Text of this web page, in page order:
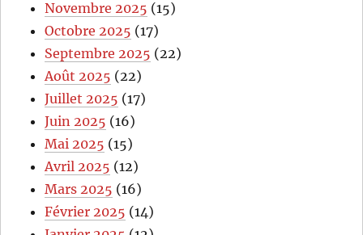
Novembre 2025 (15)
Octobre 2025 (17)
Septembre 2025 (22)
Août 2025 (22)
Juillet 2025 (17)
Juin 2025 (16)
Mai 2025 (15)
Avril 2025 (12)
Mars 2025 (16)
Février 2025 (14)